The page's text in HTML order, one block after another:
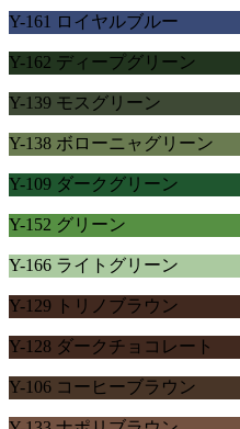
Y-161 ロイヤルブルー
Y-162 ディープグリーン
Y-139 モスグリーン
Y-138 ボローニャグリーン
Y-109 ダークグリーン
Y-152 グリーン
Y-166 ライトグリーン
Y-129 トリノブラウン
Y-128 ダークチョコレート
Y-106 コーヒーブラウン